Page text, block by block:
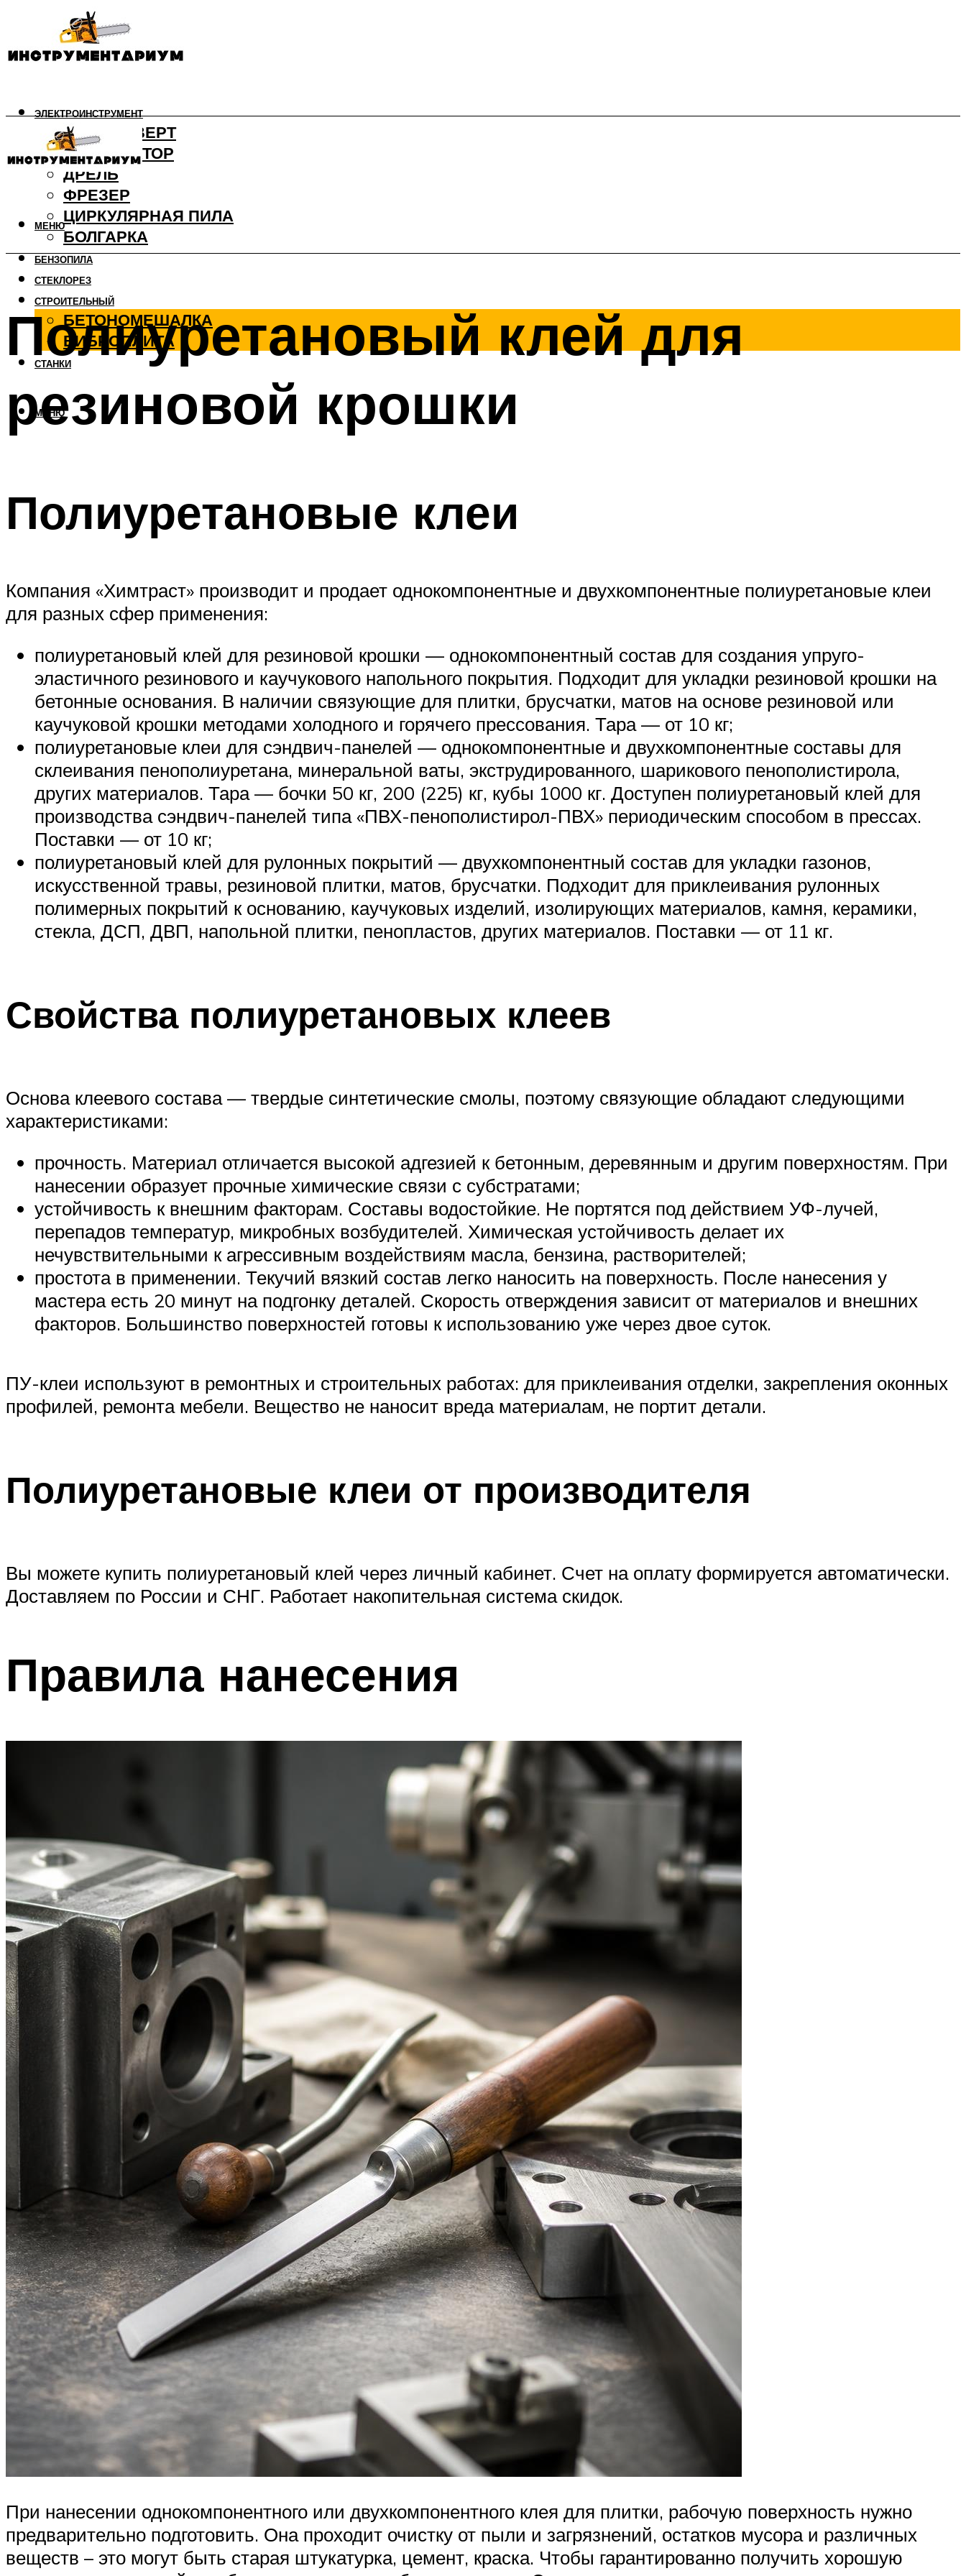
ЭЛЕКТРОИНСТРУМЕНТ
ШУРУПОВЕРТ
ПЕРФОРАТОР
ДРЕЛЬ
ФРЕЗЕР
ЦИРКУЛЯРНАЯ ПИЛА
БОЛГАРКА
БЕНЗОПИЛА
СТЕКЛОРЕЗ
СТРОИТЕЛЬНЫЙ
БЕТОНОМЕШАЛКА
ВИБРОПЛИТА
СТАНКИ
МЕНЮ
МЕНЮ
Полиуретановый клей для
резиновой крошки
Полиуретановые клеи
Компания «Химтраст» производит и продает однокомпонентные и двухкомпонентные полиуретановые клеи
для разных сфер применения:
полиуретановый клей для резиновой крошки — однокомпонентный состав для создания упруго-
эластичного резинового и каучукового напольного покрытия. Подходит для укладки резиновой крошки на
бетонные основания. В наличии связующие для плитки, брусчатки, матов на основе резиновой или
каучуковой крошки методами холодного и горячего прессования. Тара — от 10 кг;
полиуретановые клеи для сэндвич-панелей — однокомпонентные и двухкомпонентные составы для
склеивания пенополиуретана, минеральной ваты, экструдированного, шарикового пенополистирола,
других материалов. Тара — бочки 50 кг, 200 (225) кг, кубы 1000 кг. Доступен полиуретановый клей для
производства сэндвич-панелей типа «ПВХ-пенополистирол-ПВХ» периодическим способом в прессах.
Поставки — от 10 кг;
полиуретановый клей для рулонных покрытий — двухкомпонентный состав для укладки газонов,
искусственной травы, резиновой плитки, матов, брусчатки. Подходит для приклеивания рулонных
полимерных покрытий к основанию, каучуковых изделий, изолирующих материалов, камня, керамики,
стекла, ДСП, ДВП, напольной плитки, пенопластов, других материалов. Поставки — от 11 кг.
Свойства полиуретановых клеев
Основа клеевого состава — твердые синтетические смолы, поэтому связующие обладают следующими
характеристиками:
прочность. Материал отличается высокой адгезией к бетонным, деревянным и другим поверхностям. При
нанесении образует прочные химические связи с субстратами;
устойчивость к внешним факторам. Составы водостойкие. Не портятся под действием УФ-лучей,
перепадов температур, микробных возбудителей. Химическая устойчивость делает их
нечувствительными к агрессивным воздействиям масла, бензина, растворителей;
простота в применении. Текучий вязкий состав легко наносить на поверхность. После нанесения у
мастера есть 20 минут на подгонку деталей. Скорость отверждения зависит от материалов и внешних
факторов. Большинство поверхностей готовы к использованию уже через двое суток.
ПУ-клеи используют в ремонтных и строительных работах: для приклеивания отделки, закрепления оконных
профилей, ремонта мебели. Вещество не наносит вреда материалам, не портит детали.
Полиуретановые клеи от производителя
Вы можете купить полиуретановый клей через личный кабинет. Счет на оплату формируется автоматически.
Доставляем по России и СНГ. Работает накопительная система скидок.
Правила нанесения
При нанесении однокомпонентного или двухкомпонентного клея для плитки, рабочую поверхность нужно
предварительно подготовить. Она проходит очистку от пыли и загрязнений, остатков мусора и различных
веществ – это могут быть старая штукатурка, цемент, краска. Чтобы гарантированно получить хорошую